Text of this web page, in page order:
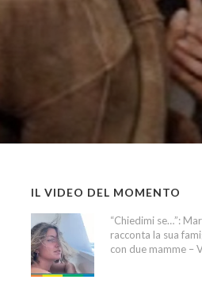
IL VIDEO DEL MOMENTO
“Chiedimi se…”:
racconta la sua
con due mamme –